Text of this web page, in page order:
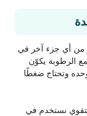
من أي جزء آخر في
مع الرطوبة يكوّن
وتحتاج ضغطًا
نستخدم في